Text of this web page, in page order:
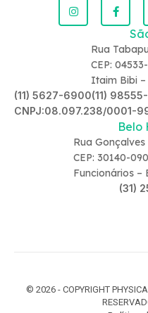
Rua
CEP:
Itaim Bibi –
(11) 5627-6900(11)
CNPJ:08.097.238/0001-
Belo
Rua Gonçalves
CEP: 30140-090
Funcionários –
(31)
© 2026 - COPYRIGHT